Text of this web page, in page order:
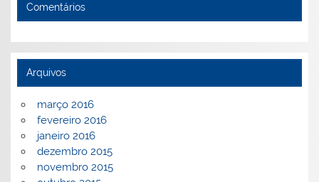
Comentários
Arquivos
março 2016
fevereiro 2016
janeiro 2016
dezembro 2015
novembro 2015